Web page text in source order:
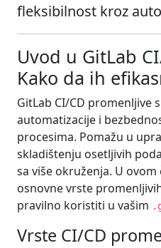
fleksibilnost kroz
Uvod u GitLab
Kako da ih
GitLab CI/CD promenljive
automatizacije i
procesima. Pomažu u
skladištenju osetljivih
sa više okruženja. U
osnovne vrste
pravilno koristiti u vašim
Vrste CI/CD